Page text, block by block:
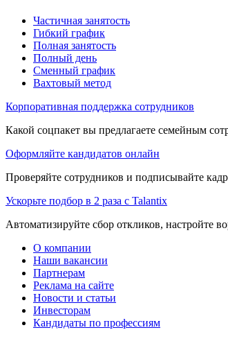
Частичная занятость
Гибкий график
Полная занятость
Полный день
Сменный график
Вахтовый метод
Корпоративная поддержка сотрудников
Какой соцпакет вы предлагаете семейным
Оформляйте кандидатов онлайн
Проверяйте сотрудников и подписывайте
Ускорьте подбор в 2 раза с Talantix
Автоматизируйте сбор откликов, настройте
О компании
Наши вакансии
Партнерам
Реклама на сайте
Новости и статьи
Инвесторам
Кандидаты по профессиям